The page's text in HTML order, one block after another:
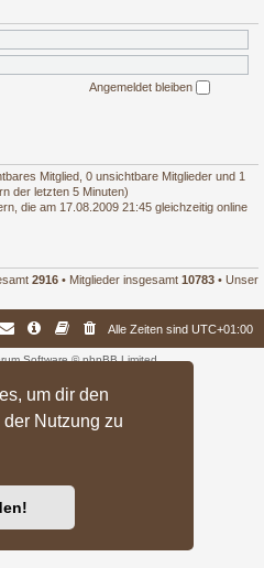
um dir den
Nutzung zu
Angemeldet bleiben
Mitglied, 0 unsichtbare Mitglieder und 1
der letzten 5 Minuten)
die am 17.08.2009 21:45 gleichzeitig online
2916 • Mitglieder insgesamt 10783 • Unser
Alle Zeiten sind UTC+01:00
Software © phpBB Limited